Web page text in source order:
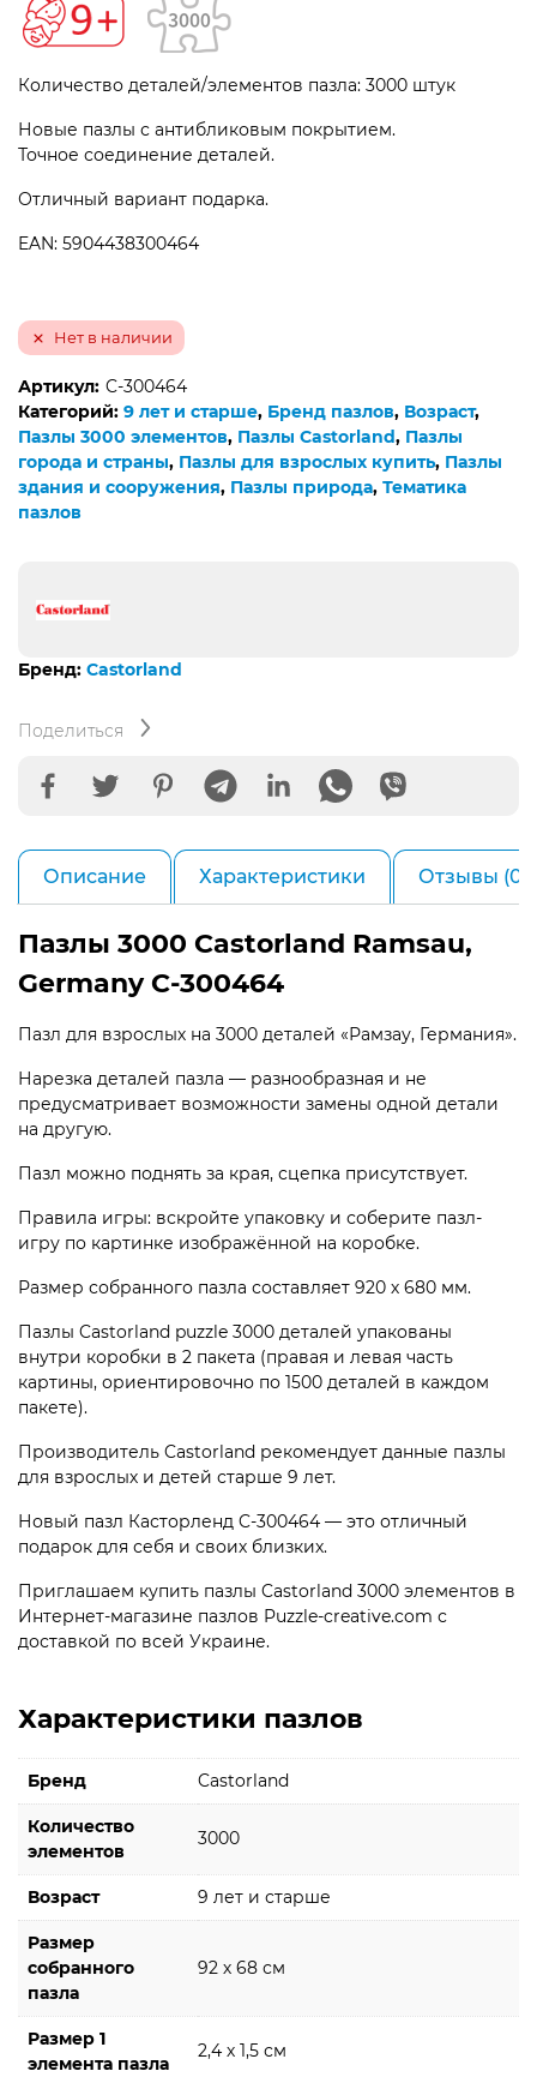
Количество деталей/элементов пазла: 3000 штук
Новые пазлы с антибликовым покрытием.
Точное соединение деталей.
Отличный вариант подарка.
EAN: 5904438300464
Нет в наличии
Артикул: C-300464
Категорий: 9 лет и старше, Бренд пазлов, Возраст,
Пазлы 3000 элементов, Пазлы Castorland, Пазлы
города и страны, Пазлы для взрослых купить, Пазлы
здания и сооружения, Пазлы природа, Тематика
пазлов
Бренд: Castorland
Поделиться
Описание Характеристики Отзывы (0)
Пазлы 3000 Castorland Ramsau,
Germany C-300464
Пазл для взрослых на 3000 деталей «Рамзау, Германия».
Нарезка деталей пазла — разнообразная и не
предусматривает возможности замены одной детали
на другую.
Пазл можно поднять за края, сцепка присутствует.
Правила игры: вскройте упаковку и соберите пазл-
игру по картинке изображённой на коробке.
Размер собранного пазла составляет 920 х 680 мм.
Пазлы Castorland puzzle 3000 деталей упакованы
внутри коробки в 2 пакета (правая и левая часть
картины, ориентировочно по 1500 деталей в каждом
пакете).
Производитель Castorland рекомендует данные пазлы
для взрослых и детей старше 9 лет.
Новый пазл Касторленд C-300464 — это отличный
подарок для себя и своих близких.
Приглашаем купить пазлы Castorland 3000 элементов в
Интернет-магазине пазлов Puzzle-creative.com с
доставкой по всей Украине.
Характеристики пазлов
Бренд Castorland
Количество
элементов
3000
Возраст 9 лет и старше
Размер
собранного
пазла
92 х 68 см
Размер 1
элемента пазла
2,4 х 1,5 см